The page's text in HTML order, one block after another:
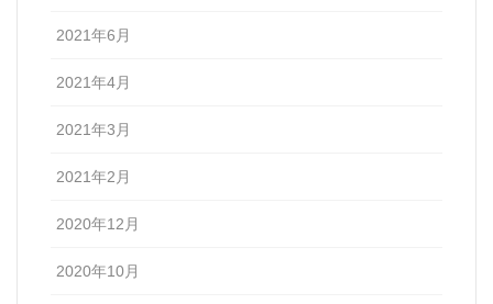
2021年6月
2021年4月
2021年3月
2021年2月
2020年12月
2020年10月